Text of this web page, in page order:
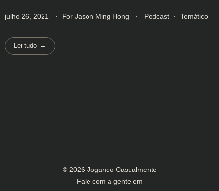
julho 26, 2021 Por Jason Ming Hong Podcast Temático
Ler tudo
© 2026 Jogando Casualmente
Fale com a gente em